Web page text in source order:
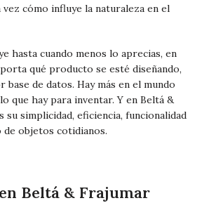
cómo influye la naturaleza en el
hasta cuando menos lo aprecias, en
qué producto se esté diseñando,
base de datos. Hay más en el mundo
que hay para inventar. Y en Beltá &
su simplicidad, eficiencia, funcionalidad
de objetos cotidianos.
Beltá & Frajumar